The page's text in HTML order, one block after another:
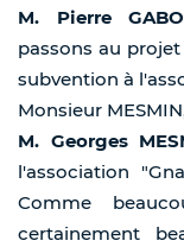
M. Pierre
passons au
subvention à
Monsieur
M. Georges
l'association
Comme
certainement